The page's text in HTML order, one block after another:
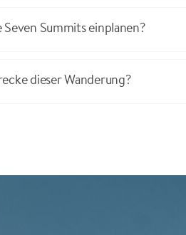
Summits einplanen?
dieser Wanderung?